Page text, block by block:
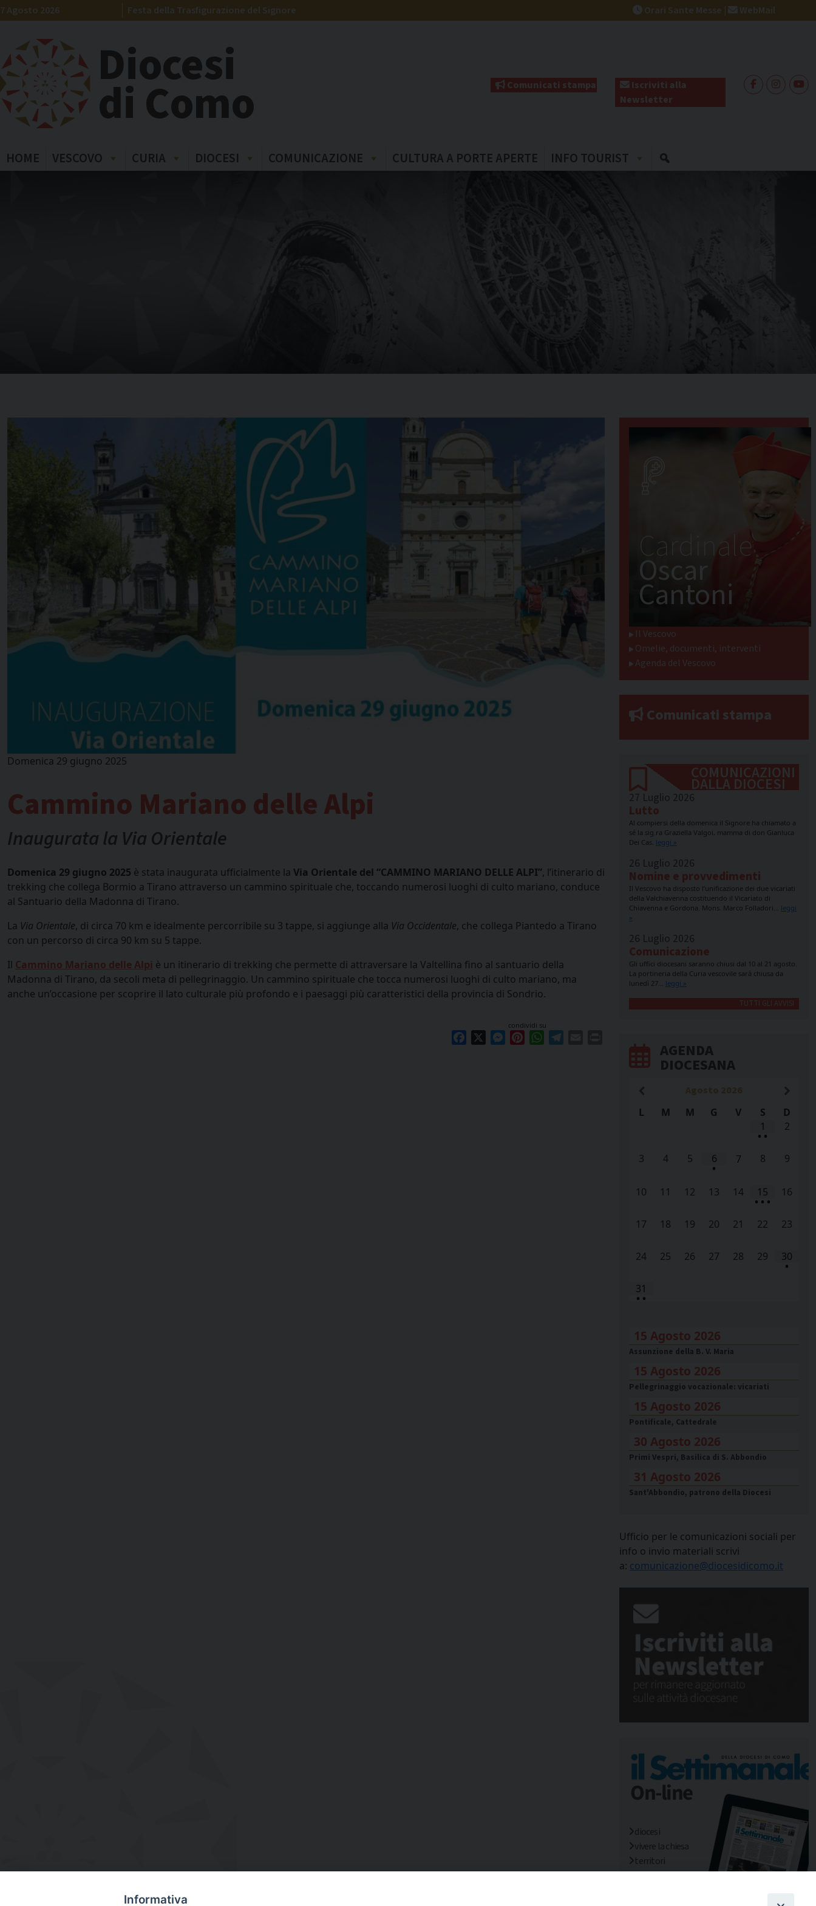
Skip
to
7 Agosto 2026 Festa della Trasfigurazione del Signore Orari Sante Messe | WebMail
Diocesi
di Como Comunicati stampa
Iscriviti alla
Newsletter
HOME VESCOVO CURIA DIOCESI COMUNICAZIONE CULTURA A PORTE APERTE INFO TOURIST
Domenica 29 giugno 2025
Cammino Mariano delle Alpi
Inaugurata la Via Orientale
Domenica 29 giugno 2025 è stata inaugurata ufficialmente la Via Orientale del “CAMMINO MARIANO DELLE ALPI”, l’itinerario di
trekking che collega Bormio a Tirano attraverso un cammino spirituale che, toccando numerosi luoghi di culto mariano, conduce
al Santuario della Madonna di Tirano.
La Via Orientale, di circa 70 km e idealmente percorribile su 3 tappe, si aggiunge alla Via Occidentale, che collega Piantedo a Tirano
con un percorso di circa 90 km su 5 tappe.
Il Cammino Mariano delle Alpi è un itinerario di trekking che permette di attraversare la Valtellina fino al santuario della
Madonna di Tirano, da secoli meta di pellegrinaggio. Un cammino spirituale che tocca numerosi luoghi di culto mariano, ma
anche un’occasione per scoprire il lato culturale più profondo e i paesaggi più caratteristici della provincia di Sondrio.
condividi su
Facebook Messenger
PinterestWhatsApp
Cardinale
Oscar
Cantoni
Il Vescovo
Omelie, documenti, interventi
Agenda del Vescovo
Comunicati stampa
COMUNICAZIONI
DALLA DIOCESI
27 Luglio 2026
Lutto
Al compiersi della domenica il Signore ha chiamato a
sé la sig.ra Graziella Valgoi, mamma di don Gianluca
Dei Cas. leggi »
26 Luglio 2026
Nomine e provvedimenti
Il Vescovo ha disposto l’unificazione dei due vicariati
della Valchiavenna costituendo il Vicariato di
Chiavenna e Gordona. Mons. Marco Folladori… leggi
»
26 Luglio 2026
Comunicazione
Gli uffici diocesani saranno chiusi dal 10 al 21 agosto.
La portineria della Curia vescovile sarà chiusa da
lunedì 27… leggi »
TUTTI GLI AVVISI
AGENDA
DIOCESANA
L
M M G V S
D
1
• •
2
3 4 5 6
•
7 8 9
10 11 12 13 14 15
• • •
16
17 18 19 20 21 22 23
24 25 26 27 28 29 30
•
31
• •
15 Agosto 2026
Assunzione della B. V. Maria
15 Agosto 2026
Pellegrinaggio vocazionale: vicariati
15 Agosto 2026
Pontificale, Cattedrale
30 Agosto 2026
Primi Vespri, Basilica di S. Abbondio
31 Agosto 2026
Sant'Abbondio, patrono della Diocesi
Ufficio per le comunicazioni sociali per
info o invio materiali scrivi
a: comunicazione@diocesidicomo.it
diocesi
vivere la chiesa
territori
mondo/missioni
Informativa